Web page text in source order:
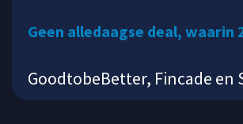
Geen alledaagse deal,
GoodtobeBetter, Fincade en